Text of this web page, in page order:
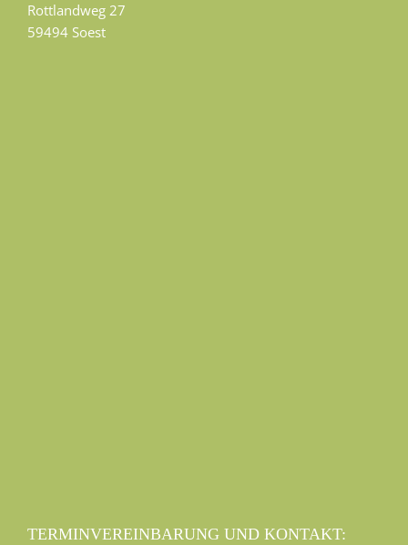
Rottlandweg 27
59494 Soest
TERMINVEREINBARUNG UND KONTAKT: